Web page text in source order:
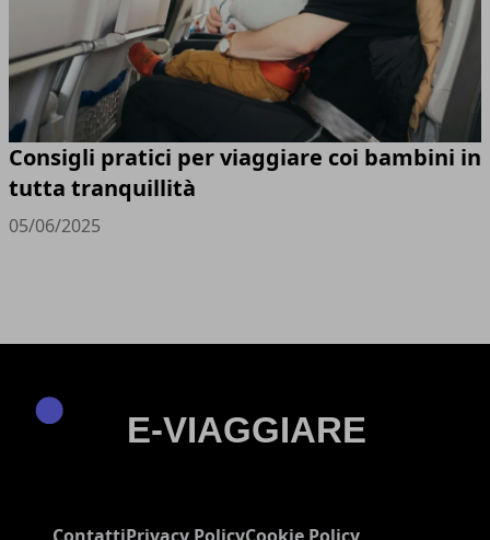
Consigli pratici per viaggiare coi bambini in
tutta tranquillità
05/06/2025